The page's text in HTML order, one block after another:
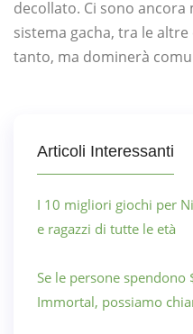
decollato. Ci sono
sistema gacha, tra le
tanto, ma dominerà
Articoli Interessanti
I 10 migliori giochi per
e ragazzi di tutte le età
Se le persone
Immortal, possiamo